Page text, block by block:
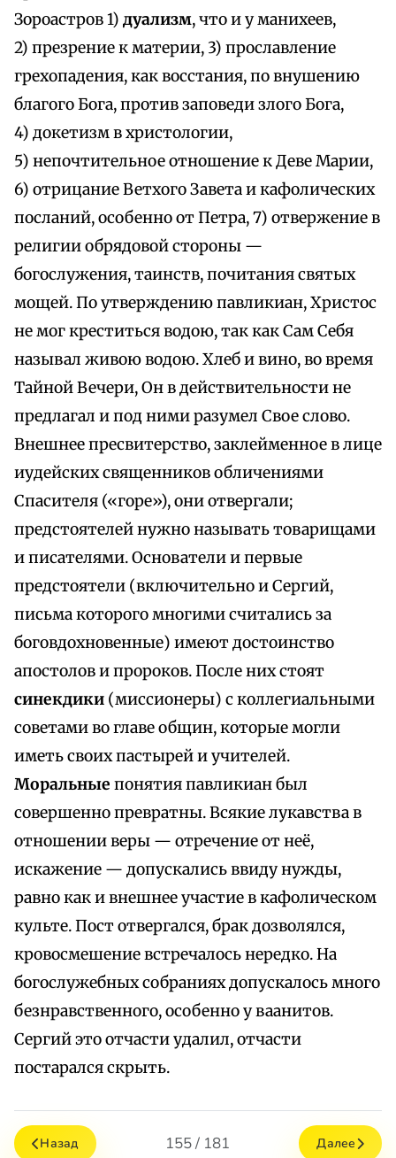
Зороастров 1) дуализм, что и у манихеев,
2) презрение к материи, 3) прославление
грехопадения, как восстания, по внушению
благого Бога, против заповеди злого Бога,
4) докетизм в христологии,
5) непочтительное отношение к Деве Марии,
6) отрицание Ветхого Завета и кафолических
посланий, особенно от Петра, 7) отвержение в
религии обрядовой стороны —
богослужения, таинств, почитания святых
мощей. По утверждению павликиан, Христос
не мог креститься водою, так как Сам Себя
называл живою водою. Хлеб и вино, во время
Тайной Вечери, Он в действительности не
предлагал и под ними разумел Свое слово.
Внешнее пресвитерство, заклейменное в лице
иудейских священников обличениями
Спасителя («горе»), они отвергали;
предстоятелей нужно называть товарищами
и писателями. Основатели и первые
предстоятели (включительно и Сергий,
письма которого многими считались за
боговдохновенные) имеют достоинство
апостолов и пророков. После них стоят
синекдики (миссионеры) с коллегиальными
советами во главе общин, которые могли
иметь своих пастырей и учителей.
Моральные понятия павликиан был
совершенно превратны. Всякие лукавства в
отношении веры — отречение от неё,
искажение — допускались ввиду нужды,
равно как и внешнее участие в кафолическом
культе. Пост отвергался, брак дозволялся,
кровосмешение встречалось нередко. На
богослужебных собраниях допускалось много
безнравственного, особенно у ваанитов.
Сергий это отчасти удалил, отчасти
постарался скрыть.
Назад 155 / 181 Далее